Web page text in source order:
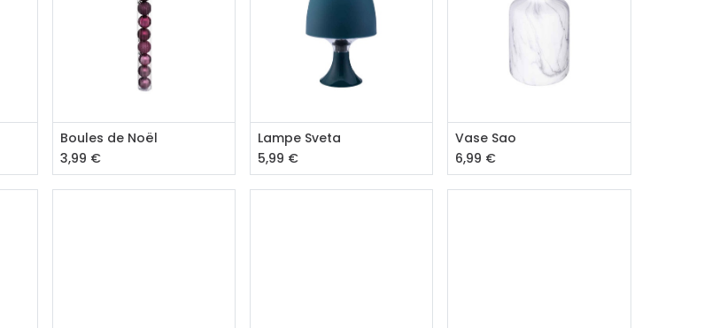
Ajouter au panier
Boules de Noël
3,99 €
Ajouter au panier
Lampe Sveta
5,99 €
Ajouter au panier
Vase Sao
6,99 €